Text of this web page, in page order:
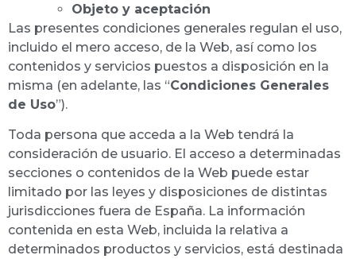
Objeto y aceptación
Las presentes condiciones generales regulan el uso,
incluido el mero acceso, de la Web, así como los
contenidos y servicios puestos a disposición en la
misma (en adelante, las “Condiciones Generales
de Uso”).
Toda persona que acceda a la Web tendrá la
consideración de usuario. El acceso a determinadas
secciones o contenidos de la Web puede estar
limitado por las leyes y disposiciones de distintas
jurisdicciones fuera de España. La información
contenida en esta Web, incluida la relativa a
determinados productos y servicios, está destinada